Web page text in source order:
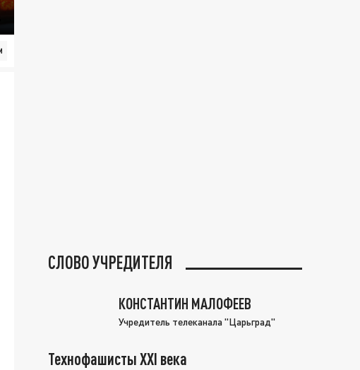
СЛОВО УЧРЕДИТЕЛЯ
КОНСТАНТИН МАЛОФЕЕВ
Учредитель телеканала "Царьград"
Технофашисты XXI века